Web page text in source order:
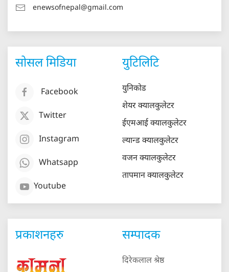
enewsofnepal@gmail.com
सोसल मिडिया
Facebook
Twitter
Instagram
Whatsapp
Youtube
युटिलिटि
युनिकोड
शेयर क्यालकुलेटर
ईएमआई क्यालकुलेटर
ल्यान्ड क्यालकुलेटर
वजन क्यालकुलेटर
तापमान क्यालकुलेटर
प्रकाशनहरु सम्पादक
दिरेकलाल श्रेष्ठ